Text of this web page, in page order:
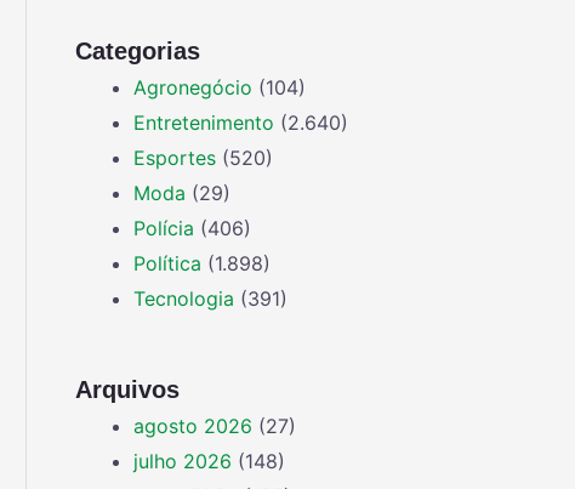
Categorias
Agronegócio (104)
Entretenimento (2.640)
Esportes (520)
Moda (29)
Polícia (406)
Política (1.898)
Tecnologia (391)
Arquivos
agosto 2026 (27)
julho 2026 (148)